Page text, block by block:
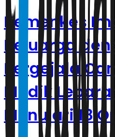
Kemenkes
Keluarga
Bergejala
Mudik
Menulari 18